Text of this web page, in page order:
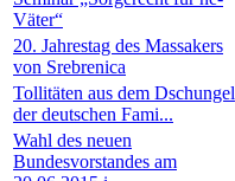
Väter“
20. Jahrestag des Massakers
von Srebrenica
Tollitäten aus dem Dschungel
der deutschen Fami...
Wahl des neuen
Bundesvorstandes am